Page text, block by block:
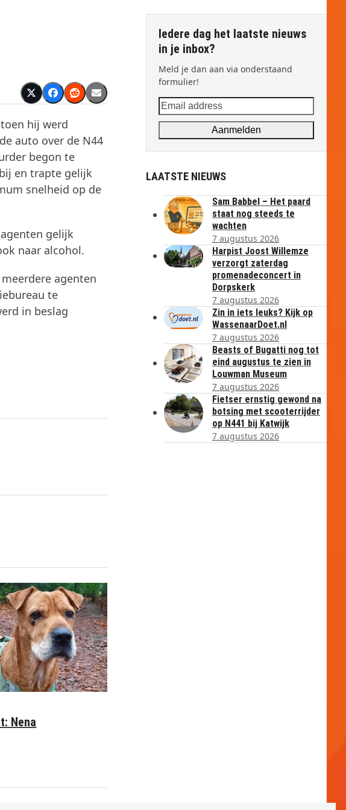
hij werd
auto over de N44
begon te
en trapte gelijk
snelheid op de
gelijk
naar alcohol.
agenten
te
in beslag
Nena
Iedere dag het laatste nieuws
in je inbox?
Meld je dan aan via onderstaand
formulier!
Email
address
Aanmelden
LAATSTE NIEUWS
Sam Babbel – Het paard
staat nog steeds te
wachten
7 augustus 2026
Harpist Joost Willemze
verzorgt zaterdag
promenadeconcert in
Dorpskerk
7 augustus 2026
Zin in iets leuks? Kijk op
WassenaarDoet.nl
7 augustus 2026
Beasts of Bugatti nog tot
eind augustus te zien in
Louwman Museum
7 augustus 2026
Fietser ernstig gewond na
botsing met scooterrijder
op N441 bij Katwijk
7 augustus 2026